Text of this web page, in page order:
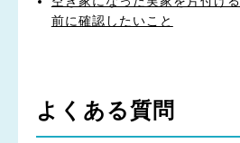
前に確認したいこと
よくある質問